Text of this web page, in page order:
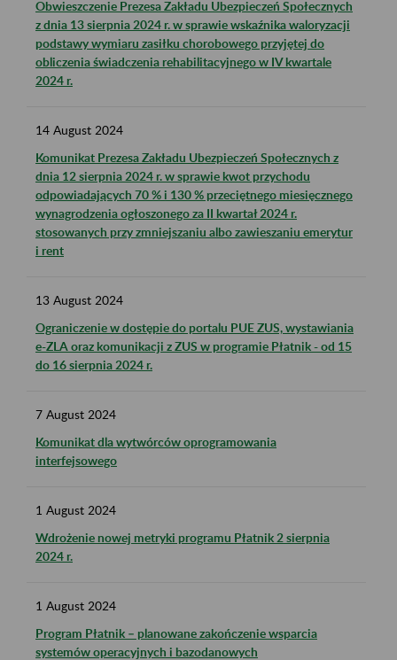
Obwieszczenie Prezesa Zakładu Ubezpieczeń Społecznych
z dnia 13 sierpnia 2024 r. w sprawie wskaźnika waloryzacji
podstawy wymiaru zasiłku chorobowego przyjętej do
obliczenia świadczenia rehabilitacyjnego w IV kwartale
2024 r.
14 August 2024
Komunikat Prezesa Zakładu Ubezpieczeń Społecznych z
dnia 12 sierpnia 2024 r. w sprawie kwot przychodu
odpowiadających 70 % i 130 % przeciętnego miesięcznego
wynagrodzenia ogłoszonego za II kwartał 2024 r.
stosowanych przy zmniejszaniu albo zawieszaniu emerytur
i rent
13 August 2024
Ograniczenie w dostępie do portalu PUE ZUS, wystawiania
e-ZLA oraz komunikacji z ZUS w programie Płatnik - od 15
do 16 sierpnia 2024 r.
7 August 2024
Komunikat dla wytwórców oprogramowania
interfejsowego
1 August 2024
Wdrożenie nowej metryki programu Płatnik 2 sierpnia
2024 r.
1 August 2024
Program Płatnik – planowane zakończenie wsparcia
systemów operacyjnych i bazodanowych